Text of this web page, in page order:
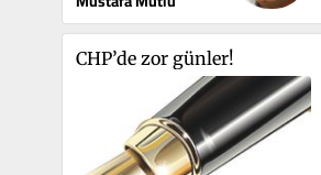
CHP’de zor günler!